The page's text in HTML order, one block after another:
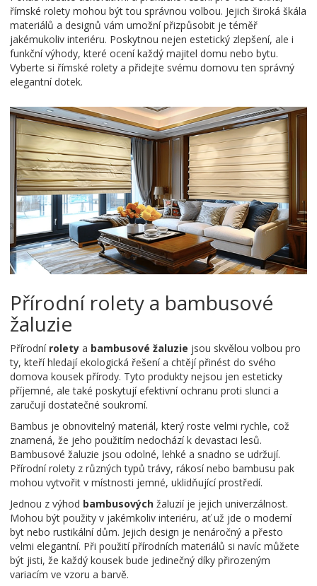
římské rolety mohou být tou správnou volbou. Jejich široká škála
materiálů a designů vám umožní přizpůsobit je téměř
jakémukoliv interiéru. Poskytnou nejen estetický zlepšení, ale i
funkční výhody, které ocení každý majitel domu nebo bytu.
Vyberte si římské rolety a přidejte svému domovu ten správný
elegantní dotek.
Přírodní rolety a bambusové
žaluzie
Přírodní rolety a bambusové žaluzie jsou skvělou volbou pro
ty, kteří hledají ekologická řešení a chtějí přinést do svého
domova kousek přírody. Tyto produkty nejsou jen esteticky
příjemné, ale také poskytují efektivní ochranu proti slunci a
zaručují dostatečné soukromí.
Bambus je obnovitelný materiál, který roste velmi rychle, což
znamená, že jeho použitím nedochází k devastaci lesů.
Bambusové žaluzie jsou odolné, lehké a snadno se udržují.
Přírodní rolety z různých typů trávy, rákosí nebo bambusu pak
mohou vytvořit v místnosti jemné, uklidňující prostředí.
Jednou z výhod bambusových žaluzií je jejich univerzálnost.
Mohou být použity v jakémkoliv interiéru, ať už jde o moderní
byt nebo rustikální dům. Jejich design je nenáročný a přesto
velmi elegantní. Při použití přírodních materiálů si navíc můžete
být jisti, že každý kousek bude jedinečný díky přirozeným
variacím ve vzoru a barvě.